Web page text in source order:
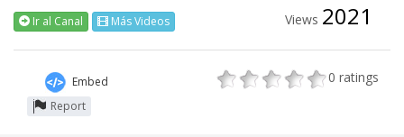
Ir al Canal Más Videos Views 2021
Embed
Report
0 ratings